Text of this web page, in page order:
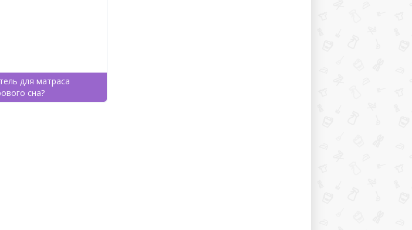
для матраса
сна?